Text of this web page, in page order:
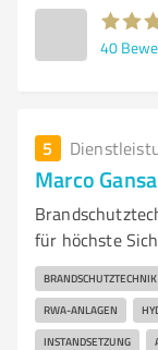
40
5
Marco
für höchste
BRANDSCHUTZTECHNIK
RWA-ANLAGEN
INSTANDSETZUNG